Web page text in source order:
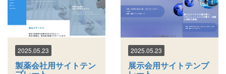
製薬会社用サイトテン
2025.05.23
展示会用サイトテンプ
2025.05.23